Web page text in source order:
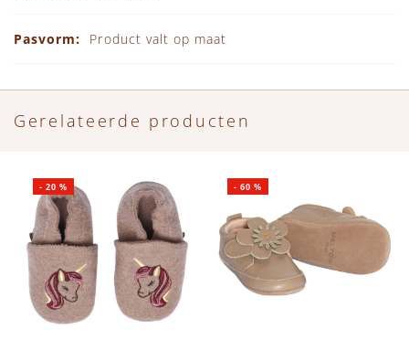
Product valt op maat
Gerelateerde producten
-20 % -60 %